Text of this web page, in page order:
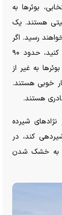
بوئر‌ها به
هستند. یک
رسید. اگر
یک «بز گوشتی» را در هر موتور جستجو سرچ کنید، حدود ۹۰
به غیر از
خوبی هستند.
هستند.
شیرده
خوب می‌تواند تا ۱۰ ماه شیردهی کند، در
به خشک شدن